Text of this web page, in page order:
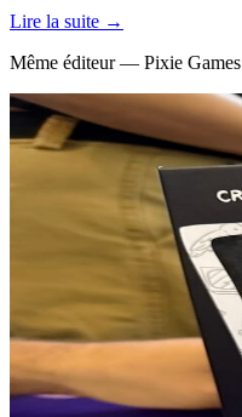
Lire la suite →
Même éditeur — Pixie Games